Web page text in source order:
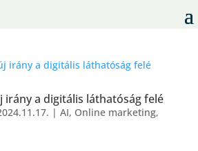
irány a digitális láthatóság felé
| AI, Online marketing,